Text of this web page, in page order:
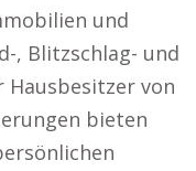
und
, Blitzschlag- und
Hausbesitzer von
bieten